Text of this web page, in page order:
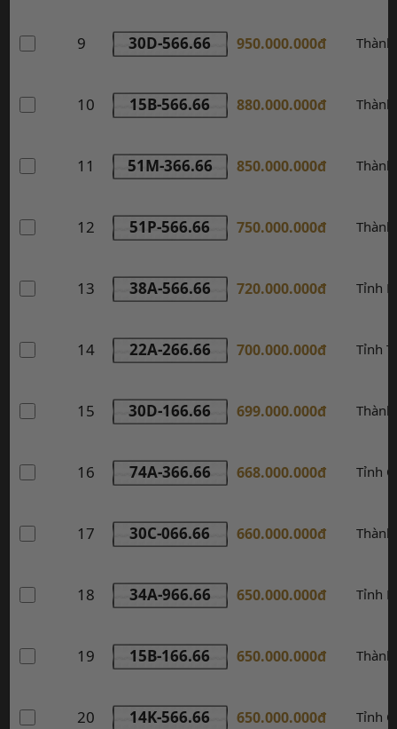
9 30D-566.66 950.000.000đ
10 15B-566.66 880.000.000đ
11 51M-366.66 850.000.000đ
12 51P-566.66 750.000.000đ
13 38A-566.66 720.000.000đ Tỉnh
14 22A-266.66 700.000.000đ Tỉnh
15 30D-166.66 699.000.000đ
16 74A-366.66 668.000.000đ Tỉnh
17 30C-066.66 660.000.000đ
18 34A-966.66 650.000.000đ Tỉnh
19 15B-166.66 650.000.000đ
20 14K-566.66 650.000.000đ Tỉnh